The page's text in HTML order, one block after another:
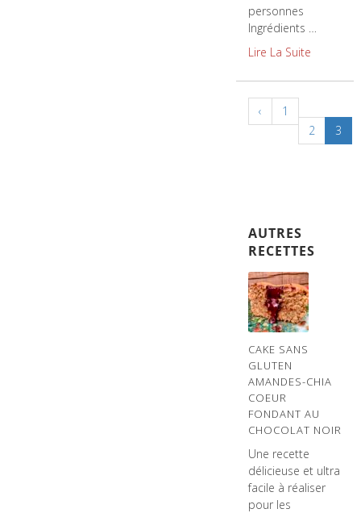
personnes
Ingrédients …
Lire La Suite
‹
1
2
3
AUTRES
RECETTES
CAKE SANS
GLUTEN
AMANDES-CHIA
COEUR
FONDANT AU
CHOCOLAT NOIR
Une recette
délicieuse et ultra
facile à réaliser
pour les